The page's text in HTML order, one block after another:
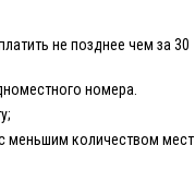
не позднее чем за 30
номера.
меньшим количеством мест